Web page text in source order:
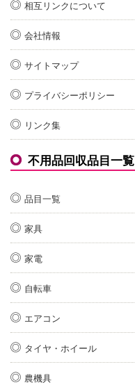
相互リンクについて
会社情報
サイトマップ
プライバシーポリシー
リンク集
不用品回収品目一覧
品目一覧
家具
家電
自転車
エアコン
タイヤ・ホイール
農機具